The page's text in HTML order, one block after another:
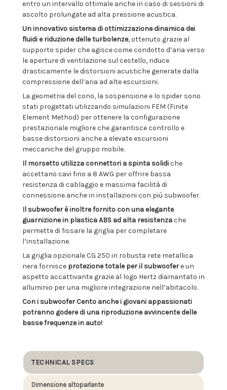
entro un intervallo ottimale anche in caso di sessioni di
ascolto prolungate ad alta pressione acustica.
Un innovativo sistema di ottimizzazione dinamica dei
fluidi e riduzione delle turbolenze, ottenuto grazie al
supporto spider che agisce come condotto d’aria verso
le aperture di ventilazione sul cestello, riduce
drasticamente le distorsioni acustiche generate dalla
compressione dell’aria ad alte escursioni.
La geometria del cono, la sospensione e lo spider sono
stati progettati utilizzando simulazioni FEM (Finite
Element Method) per ottenere la configurazione
prestazionale migliore che garantisce controllo e
basse distorsioni anche a elevate escursioni
meccaniche del gruppo mobile.
Il morsetto utilizza connettori a spinta solidiche
accettano cavi fino a 8 AWG per offrire bassa
resistenza di cablaggio e massima facilità di
connessione anche in installazioni con più subwoofer.
Il subwoofer è inoltre fornito con una elegante
guarnizione in plastica ABS ad alta resistenzache
permette di fissare la griglia per completare
l’installazione.
La griglia opzionale CG 250 in robusta rete metallica
nera fornisce protezione totale per il subwoofere un
aspetto accattivante grazie al logo Hertz diamantato in
alluminio per una migliore integrazione nell’abitacolo.
Con i subwoofer Cento anche i giovani appassionati
potranno godere di una riproduzione avvincente delle
basse frequenze in auto!
TECHNICAL SPECS
Dimensione altoparlante